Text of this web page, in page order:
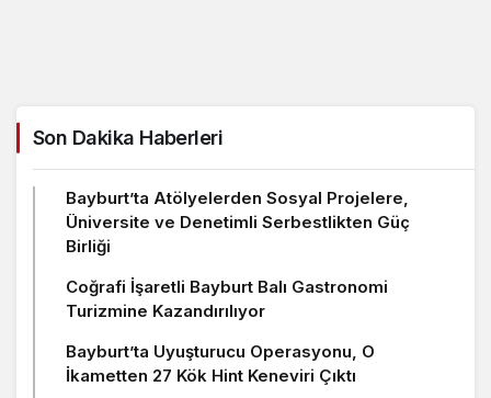
Son Dakika Haberleri
Bayburt’ta Atölyelerden Sosyal Projelere,
Üniversite ve Denetimli Serbestlikten Güç
Birliği
Coğrafi İşaretli Bayburt Balı Gastronomi
Turizmine Kazandırılıyor
Bayburt’ta Uyuşturucu Operasyonu, O
İkametten 27 Kök Hint Keneviri Çıktı